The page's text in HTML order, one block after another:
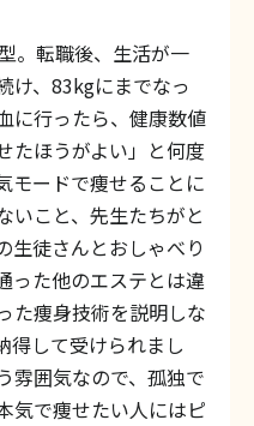
。転職後、生活が一
け、83kgにまでなっ
に行ったら、健康数値
たほうがよい」と何度
モードで痩せることに
いこと、先生たちがと
生徒さんとおしゃべり
った他のエステとは違
た痩身技術を説明しな
得して受けられまし
雰囲気なので、孤独で
気で痩せたい人にはピ